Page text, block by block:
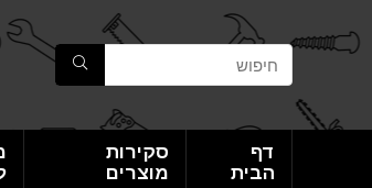
דף
הבית
סקירות
מוצרים